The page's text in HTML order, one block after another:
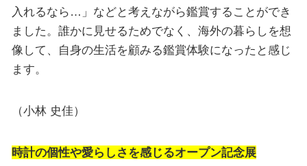
入れるなら…」などと考えながら鑑賞することができ
ました。誰かに見せるためでなく、海外の暮らしを想
像して、自身の生活を顧みる鑑賞体験になったと感じ
ます。
（小林 史佳）
時計の個性や愛らしさを感じるオープン記念展